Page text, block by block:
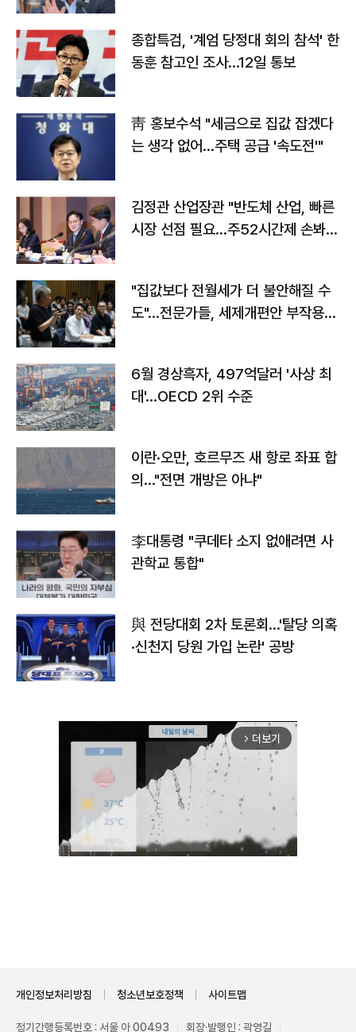
종합특검, '계엄 당정대 회의 참석' 한
동훈 참고인 조사...12일 통보
靑 홍보수석 "세금으로 집값 잡겠다
는 생각 없어…주택 공급 '속도전'"
김정관 산업장관 "반도체 산업, 빠른
시장 선점 필요…주52시간제 손봐
"집값보다 전월세가 더 불안해질 수
도"…전문가들, 세제개편안 부작용
6월 경상흑자, 497억달러 '사상 최
대'…OECD 2위 수준
이란·오만, 호르무즈 새 항로 좌표 합
의…"전면 개방은 아냐"
李대통령 "쿠데타 소지 없애려면 사
관학교 통합"
與 전당대회 2차 토론회…'탈당 의혹
·신천지 당원 가입 논란' 공방
arrow_forward_ios 더보기
개인정보처리방침 청소년보호정책 사이트맵
정기간행등록번호 : 서울 아 00493 회장·발행인 : 곽영길